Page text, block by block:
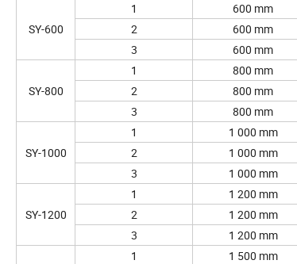
SY-600
1
600 mm
2
600 mm
3
600 mm
SY-800
1
800 mm
2
800 mm
3
800 mm
SY-1000
1
1 000 mm
2
1 000 mm
3
1 000 mm
SY-1200
1
1 200 mm
2
1 200 mm
3
1 200 mm
1
1 500 mm